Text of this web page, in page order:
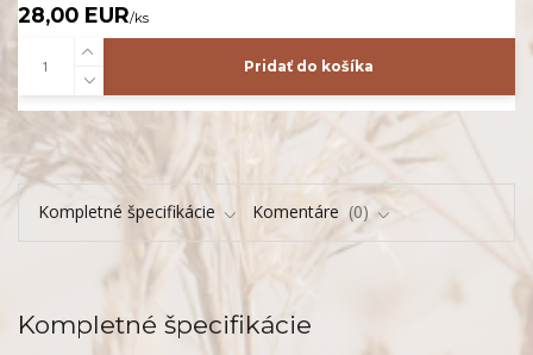
28,00 EUR/ks
Pridať do košíka
Kompletné špecifikácie Komentáre 0
Kompletné špecifikácie